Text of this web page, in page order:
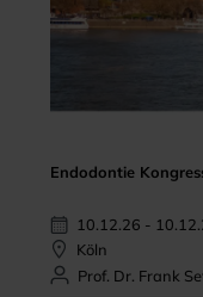
Endodontie
10.12.26 -
Köln
Prof. Dr. Frank